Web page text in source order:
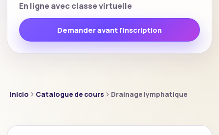
En ligne avec classe virtuelle
Demander avant l'inscription
Inicio Catalogue de cours Drainage lymphatique